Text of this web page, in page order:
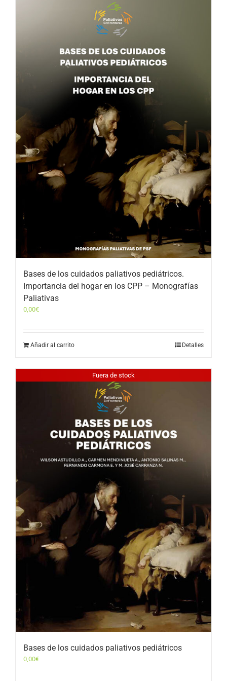
Bases de los cuidados paliativos pediátricos.
Importancia del hogar en los CPP – Monografías
Paliativas
0,00€
Añadir al carrito Detalles
Fuera de stock
Bases de los cuidados paliativos pediátricos
0,00€